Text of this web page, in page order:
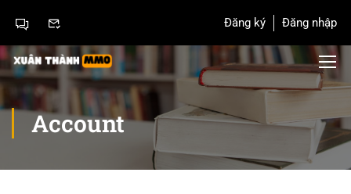
Đăng ký Đăng nhập
Account